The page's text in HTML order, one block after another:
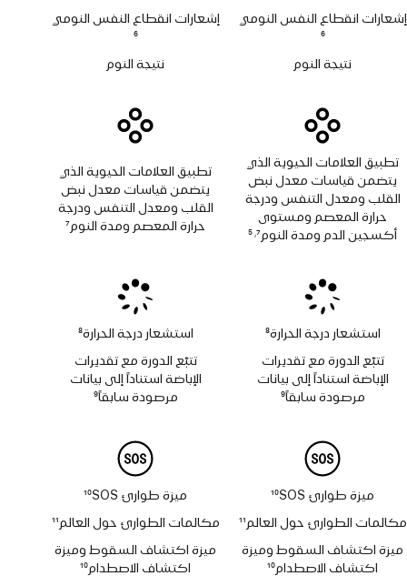
إشعارات انقطاع النفس النومي
6
نتيجة النوم
تطبيق العلامات الحيوية الذي
يتضمن قياسات معدل نبض
القلب ومعدل التنفس ودرجة
حرارة المعصم ومستوى
أكسجين الدم ومدة النوم7
5
استشعار درجة الحرارة8
تتبّع الدورة مع تقديرات
الإباضة استناداً إلى بيانات
مرصودة سابقاً9
ميزة طوارئ SOS‏
10
مكالمات الطوارئ حول العالم11
ميزة اكتشاف السقوط وميزة
اكتشاف الاصطدام10
إشعارات انقطاع النفس النومي
6
نتيجة النوم
تطبيق العلامات الحيوية الذي
يتضمن قياسات معدل نبض
القلب ومعدل التنفس ودرجة
حرارة المعصم ومدة النوم7
استشعار درجة الحرارة8
تتبّع الدورة مع تقديرات
الإباضة استناداً إلى بيانات
مرصودة سابقاً9
ميزة طوارئ SOS‏
10
مكالمات الطوارئ حول العالم11
ميزة اكتشاف السقوط وميزة
اكتشاف الاصطدام10